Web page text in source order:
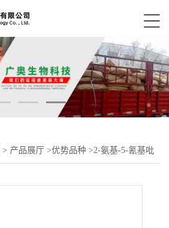
> 产品展厅 >优势品种 >2-氨基-5-氰基吡